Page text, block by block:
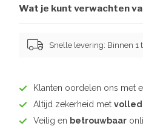
Wat je kunt verwachten
Snelle levering: Binnen 1
Klanten oordelen ons met
Altijd zekerheid met
Veilig en betrouwbaar